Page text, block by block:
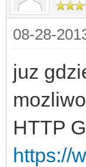
08-28-
juz
HTTP
https://